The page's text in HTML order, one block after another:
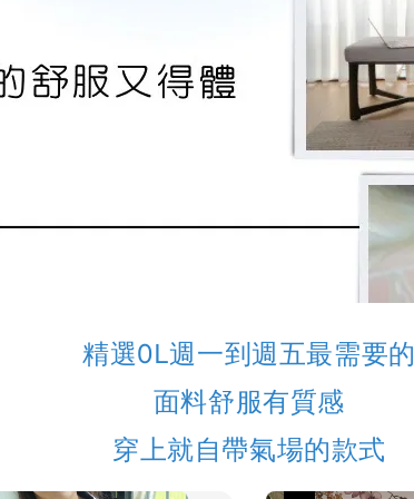
精選OL週一到週五最需要的
面料舒服有質感
穿上就自帶氣場的款式